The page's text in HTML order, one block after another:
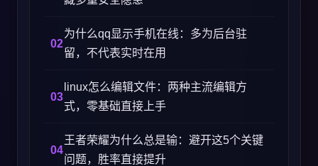
为什么qq显示手机在线：多为后台驻
留，不代表实时在用
linux怎么编辑文件：两种主流编辑方
式，零基础直接上手
王者荣耀为什么总是输：避开这5个关键
问题，胜率直接提升